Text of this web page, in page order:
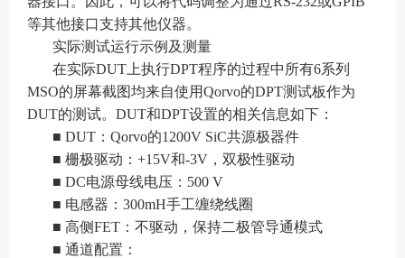
等其他接口支持其他仪器。
实际测试运行示例及测量
在实际DUT上执行DPT程序的过程中所有6系列
MSO的屏幕截图均来自使用Qorvo的DPT测试板作为
DUT的测试。DUT和DPT设置的相关信息如下：
■ DUT：Qorvo的1200V SiC共源极器件
■ 栅极驱动：+15V和-3V，双极性驱动
■ DC电源母线电压：500 V
■ 电感器：300mH手工缠绕线圈
■ 高侧FET：不驱动，保持二极管导通模式
■ 通道配置：